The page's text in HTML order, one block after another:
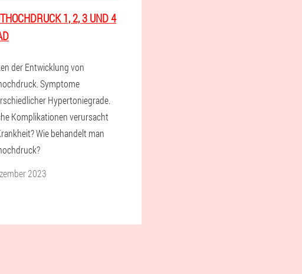
1, 2, 3 UND 4
der Entwicklung von
Symptome
Hypertoniegrade.
Komplikationen verursacht
Wie behandelt man
2023